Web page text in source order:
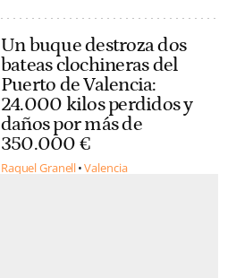
Un buque destroza dos
bateas clochineras del
Puerto de Valencia:
24.000 kilos perdidos y
daños por más de
350.000 €
Raquel Granell Valencia